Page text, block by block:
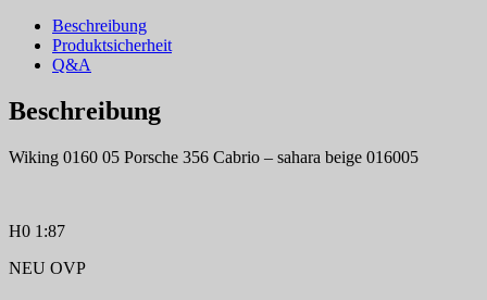
Beschreibung
Produktsicherheit
Q&A
Beschreibung
Wiking 0160 05 Porsche 356 Cabrio – sahara beige 016005
H0 1:87
NEU OVP